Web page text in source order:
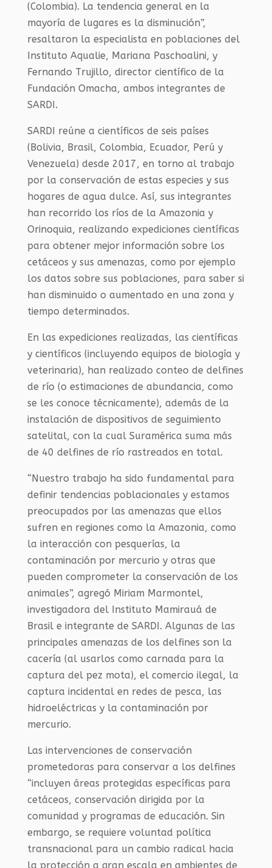
(Colombia). La tendencia general en la
mayoría de lugares es la disminución”,
resaltaron la especialista en poblaciones del
Instituto Aqualie, Mariana Paschoalini, y
Fernando Trujillo, director científico de la
Fundación Omacha, ambos integrantes de
SARDI.
SARDI reúne a científicos de seis países
(Bolivia, Brasil, Colombia, Ecuador, Perú y
Venezuela) desde 2017, en torno al trabajo
por la conservación de estas especies y sus
hogares de agua dulce. Así, sus integrantes
han recorrido los ríos de la Amazonia y
Orinoquia, realizando expediciones científicas
para obtener mejor información sobre los
cetáceos y sus amenazas, como por ejemplo
los datos sobre sus poblaciones, para saber si
han disminuido o aumentado en una zona y
tiempo determinados.
En las expediciones realizadas, las científicas
y científicos (incluyendo equipos de biología y
veterinaria), han realizado conteo de delfines
de río (o estimaciones de abundancia, como
se les conoce técnicamente), además de la
instalación de dispositivos de seguimiento
satelital, con la cual Suramérica suma más
de 40 delfines de río rastreados en total.
“Nuestro trabajo ha sido fundamental para
definir tendencias poblacionales y estamos
preocupados por las amenazas que ellos
sufren en regiones como la Amazonia, como
la interacción con pesquerías, la
contaminación por mercurio y otras que
pueden comprometer la conservación de los
animales”, agregó Miriam Marmontel,
investigadora del Instituto Mamirauá de
Brasil e integrante de SARDI. Algunas de las
principales amenazas de los delfines son la
cacería (al usarlos como carnada para la
captura del pez mota), el comercio ilegal, la
captura incidental en redes de pesca, las
hidroeléctricas y la contaminación por
mercurio.
Las intervenciones de conservación
prometedoras para conservar a los delfines
“incluyen áreas protegidas específicas para
cetáceos, conservación dirigida por la
comunidad y programas de educación. Sin
embargo, se requiere voluntad política
transnacional para un cambio radical hacia
la protección a gran escala en ambientes de